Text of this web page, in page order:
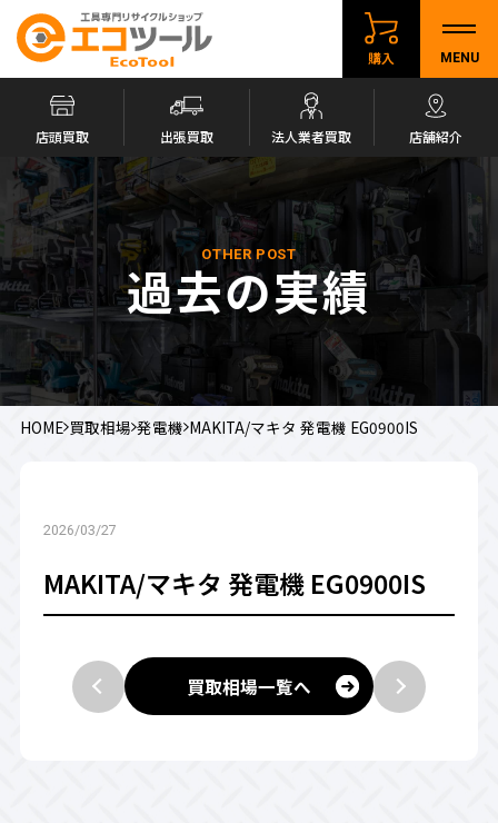
購入 MENU
店頭買取 出張買取 法人業者買取 店舗紹介
OTHER POST
過去の実績
HOME 買取相場 発電機 MAKITA/マキタ 発電機 EG0900IS
2026/03/27
MAKITA/マキタ 発電機 EG0900IS
買取相場一覧へ